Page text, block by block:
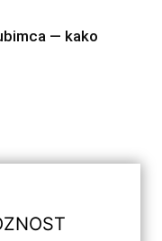
— kako